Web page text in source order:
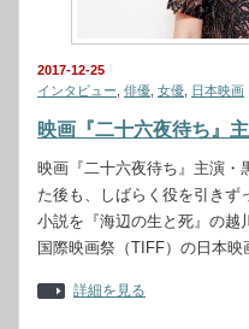
2017-12-25
インタビュー 俳優 女優 日本映画
映画『二十六夜待ち』
映画『二十六夜待ち』主演・
た後も、しばらく役を引きず
小説を『海辺の生と死』の越
国際映画祭（TIFF）の日本
詳細を見る